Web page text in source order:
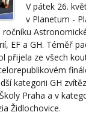
V pátek 26.
v Planetum -
EF a GH. Téměř
přijela ze všech
kategorii GH
Praha a v
Židlochovice.